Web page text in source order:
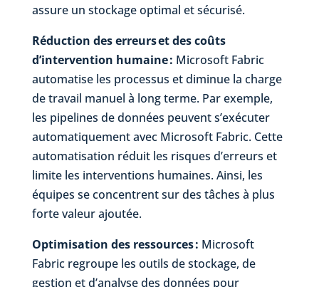
assure un stockage optimal et sécurisé.
Réduction des erreurs et des coûts
d’intervention humaine : Microsoft Fabric
automatise les processus et diminue la charge
de travail manuel à long terme. Par exemple,
les pipelines de données peuvent s’exécuter
automatiquement avec Microsoft Fabric. Cette
automatisation réduit les risques d’erreurs et
limite les interventions humaines. Ainsi, les
équipes se concentrent sur des tâches à plus
forte valeur ajoutée.
Optimisation des ressources : Microsoft
Fabric regroupe les outils de stockage, de
gestion et d’analyse des données pour